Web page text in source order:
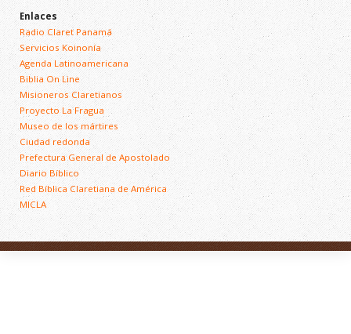
Enlaces
Radio Claret Panamá
Servicios Koinonía
Agenda Latinoamericana
Biblia On Line
Misioneros Claretianos
Proyecto La Fragua
Museo de los mártires
Ciudad redonda
Prefectura General de Apostolado
Diario Bíblico
Red Bíblica Claretiana de América
MICLA